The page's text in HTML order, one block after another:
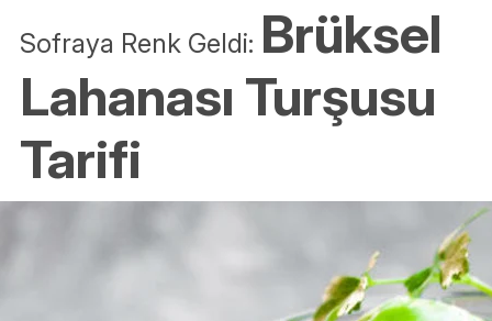
Sofraya Renk Geldi: Brüksel
Lahanası Turşusu
Tarifi